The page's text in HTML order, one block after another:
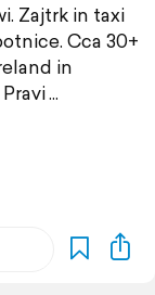
Zajtrk in taxi
Cca 30+
in